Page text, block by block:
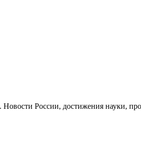
России, достижения науки,